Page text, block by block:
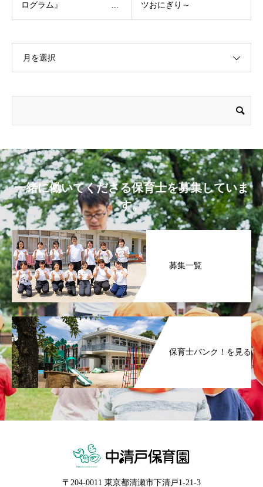
ログラム』 ...
ツおにぎり～
月を選択
一緒に働いてくださる保育士を募集していま
す。
募集一覧
保育士バンク！を見る
〒204-0011 東京都清瀬市下清戸1-21-3